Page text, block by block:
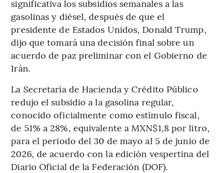
significativa los subsidios semanales a las
gasolinas y diésel, después de que el
presidente de Estados Unidos, Donald Trump,
dijo que tomará una decisión final sobre un
acuerdo de paz preliminar con el Gobierno de
Irán.
La Secretaría de Hacienda y Crédito Público
redujo el subsidio a la gasolina regular,
conocido oficialmente como estímulo fiscal,
de 51% a 28%, equivalente a MXN$1,8 por litro,
para el periodo del 30 de mayo al 5 de junio de
2026, de acuerdo con la edición vespertina del
Diario Oficial de la Federación (DOF).